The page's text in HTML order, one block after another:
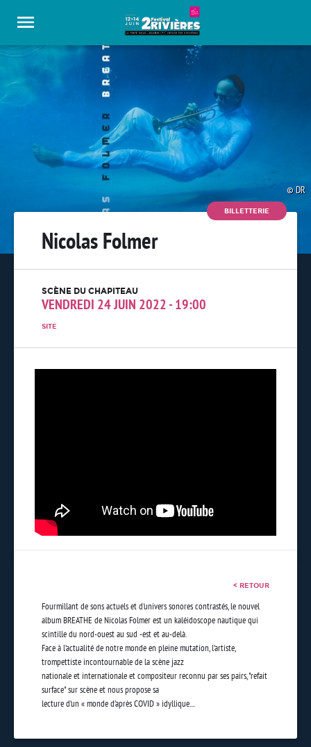
DR
BILLETTERIE
Nicolas Folmer
SCÈNE DU CHAPITEAU
VENDREDI 24 JUIN 2022 - 19:00
SITE
< RETOUR
Fourmillant de sons actuels et d'univers sonores contrastés, le nouvel
album BREATHE de Nicolas Folmer est un kaléidoscope nautique qui
scintille du nord-ouest au sud -est et au-delà.
Face à l’actualité de notre monde en pleine mutation, l’artiste,
trompettiste incontournable de la scène jazz
nationale et internationale et compositeur reconnu par ses pairs, "refait
surface" sur scène et nous propose sa
lecture d’un « monde d’après COVID » idyllique....